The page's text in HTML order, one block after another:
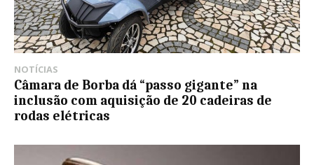
NOTÍCIAS
Câmara de Borba dá “passo gigante” na
inclusão com aquisição de 20 cadeiras de
rodas elétricas